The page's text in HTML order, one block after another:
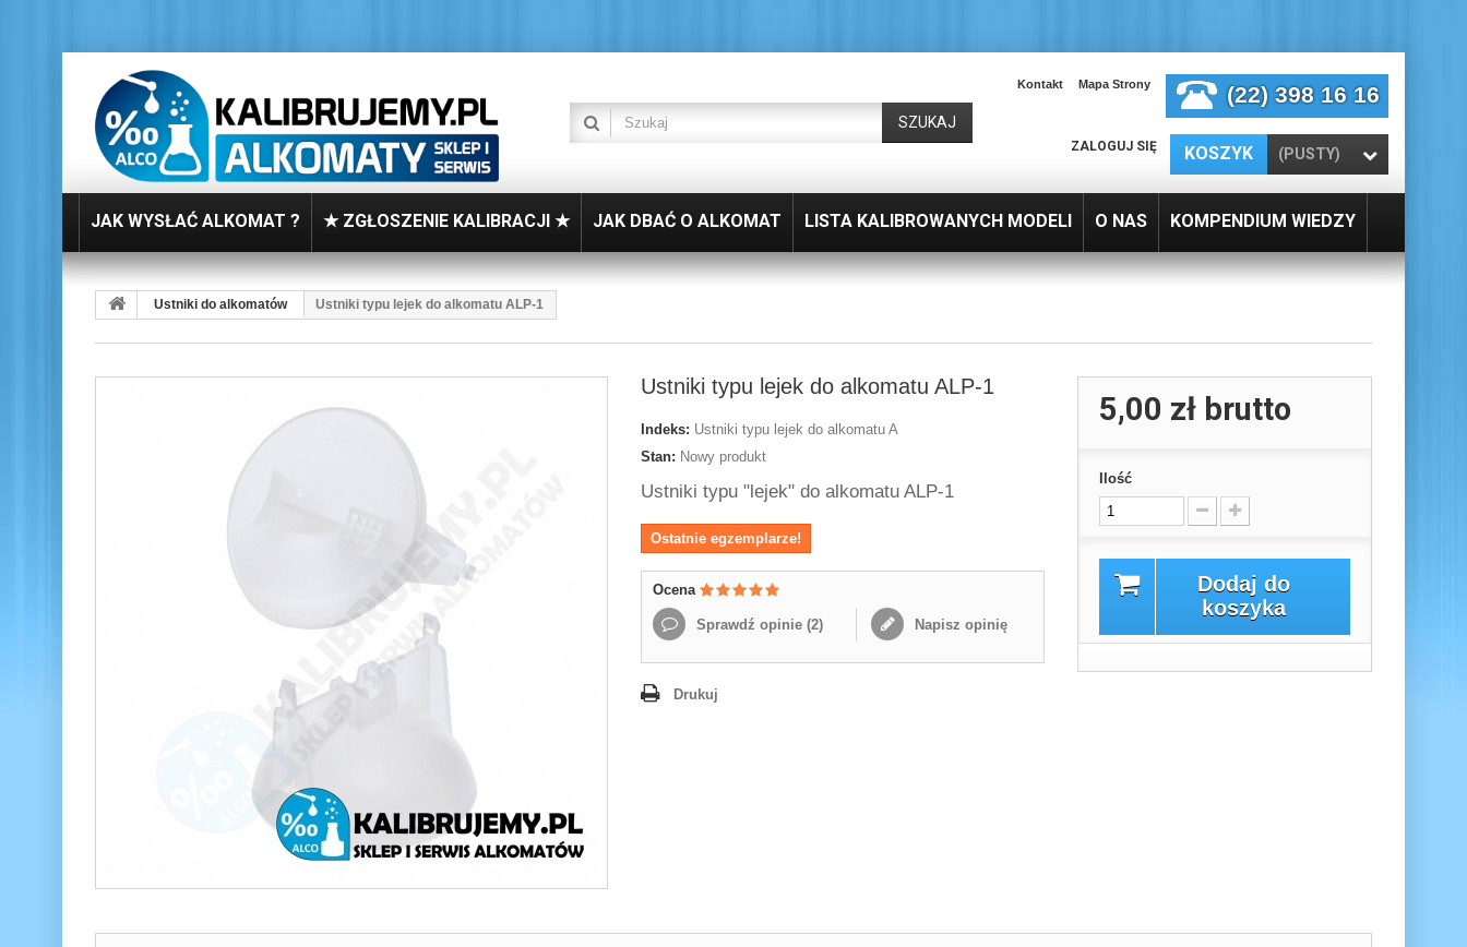
Kontakt Mapa Strony (22) 398 16 16
KOSZYK (PUSTY)
ZALOGUJ SIĘ
SZUKAJ
JAK WYSŁAĆ ALKOMAT ? ★ ZGŁOSZENIE KALIBRACJI ★ JAK DBAĆ O ALKOMAT LISTA KALIBROWANYCH MODELI O NAS KOMPENDIUM WIEDZY
Ustniki do alkomatów Ustniki typu lejek do alkomatu ALP-1
Ustniki typu lejek do alkomatu ALP-1
Indeks: Ustniki typu lejek do alkomatu A
Stan: Nowy produkt
Ustniki typu "lejek" do alkomatu ALP-1
Ostatnie egzemplarze!
Ocena
Sprawdź opinie (2) Napisz opinię
Drukuj
5,00 złbrutto
Ilość
Dodaj do
koszyka